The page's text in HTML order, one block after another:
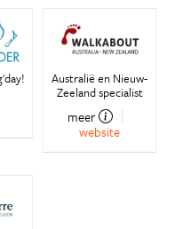
Australië en Nieuw-
Zeeland specialist
meer
website